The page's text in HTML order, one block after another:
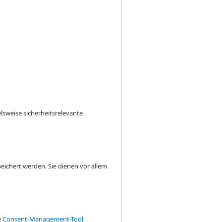
sicherheitsrelevante
werden. Sie dienen vor allem
Consent-Management-Tool